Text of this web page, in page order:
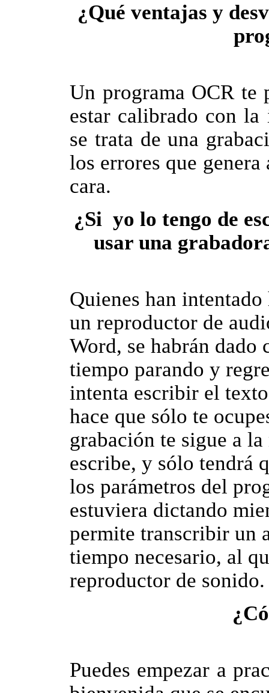
¿Qué ventajas y
Un programa OCR te
estar calibrado con
se trata de una
los errores que genera
cara.
¿Si yo lo tengo de
usar una
Quienes han
un reproductor de
Word, se habrán dado
tiempo parando y
intenta escribir el
hace que sólo te
grabación te sigue a
escribe, y sólo tendrá
los parámetros del
estuviera dictando
permite transcribir un
tiempo necesario, al
reproductor de sonido.
Puedes empezar a